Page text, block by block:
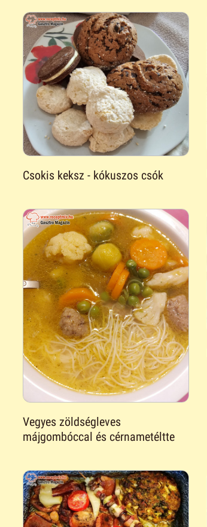
Csokis keksz - kókuszos csók
Vegyes zöldségleves
májgombóccal és cérnametéltte